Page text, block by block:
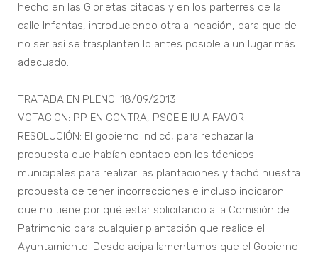
hecho en las Glorietas citadas y en los parterres de la
calle Infantas, introduciendo otra alineación, para que de
no ser así se trasplanten lo antes posible a un lugar más
adecuado.
TRATADA EN PLENO: 18/09/2013
VOTACION: PP EN CONTRA, PSOE E IU A FAVOR
RESOLUCIÓN: El gobierno indicó, para rechazar la
propuesta que habían contado con los técnicos
municipales para realizar las plantaciones y tachó nuestra
propuesta de tener incorrecciones e incluso indicaron
que no tiene por qué estar solicitando a la Comisión de
Patrimonio para cualquier plantación que realice el
Ayuntamiento. Desde acipa lamentamos que el Gobierno